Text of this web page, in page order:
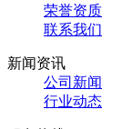
荣誉资质
联系我们
新闻资讯
公司新闻
行业动态